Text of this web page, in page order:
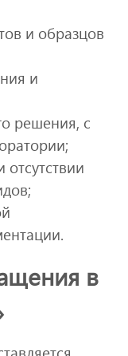
и образцов
и
решения, с
в